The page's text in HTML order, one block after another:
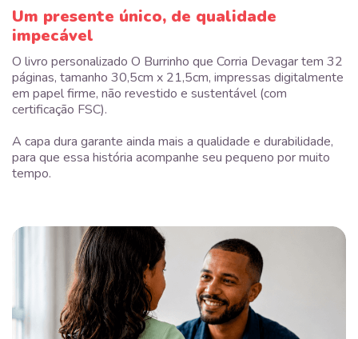
Um presente único, de qualidade
impecável
O livro personalizado O Burrinho que Corria Devagar tem 32
páginas, tamanho 30,5cm x 21,5cm, impressas digitalmente
em papel firme, não revestido e sustentável (com
certificação FSC).
A capa dura garante ainda mais a qualidade e durabilidade,
para que essa história acompanhe seu pequeno por muito
tempo.